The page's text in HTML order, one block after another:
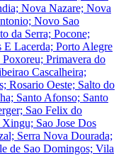
Nova Nazare; Nova
Novo Sao
da Serra; Pocone;
E Lacerda; Porto Alegre
Primavera do
Cascalheira;
Rosario Oeste; Salto do
Santo Afonso; Santo
Sao Felix do
Sao Jose Dos
Serra Nova Dourada;
de Sao Domingos; Vila